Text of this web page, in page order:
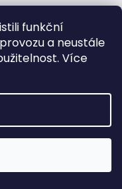
funkční
a neustále
Více
práva vyhrazena.